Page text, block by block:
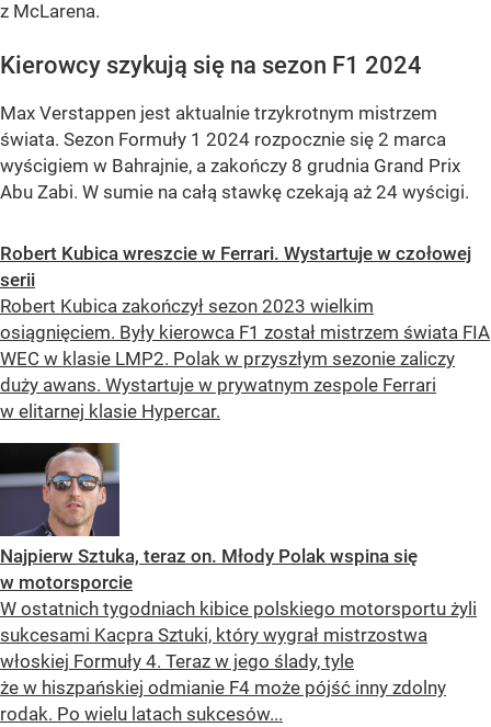
z McLarena.
Kierowcy szykują się na sezon F1 2024
Max Verstappen jest aktualnie trzykrotnym mistrzem
świata. Sezon Formuły 1 2024 rozpocznie się 2 marca
wyścigiem w Bahrajnie, a zakończy 8 grudnia Grand Prix
Abu Zabi. W sumie na całą stawkę czekają aż 24 wyścigi.
Robert Kubica wreszcie w Ferrari. Wystartuje w czołowej
serii
Robert Kubica zakończył sezon 2023 wielkim
osiągnięciem. Były kierowca F1 został mistrzem świata FIA
WEC w klasie LMP2. Polak w przyszłym sezonie zaliczy
duży awans. Wystartuje w prywatnym zespole Ferrari
w elitarnej klasie Hypercar.
Najpierw Sztuka, teraz on. Młody Polak wspina się
w motorsporcie
W ostatnich tygodniach kibice polskiego motorsportu żyli
sukcesami Kacpra Sztuki, który wygrał mistrzostwa
włoskiej Formuły 4. Teraz w jego ślady, tyle
że w hiszpańskiej odmianie F4 może pójść inny zdolny
rodak. Po wielu latach sukcesów...